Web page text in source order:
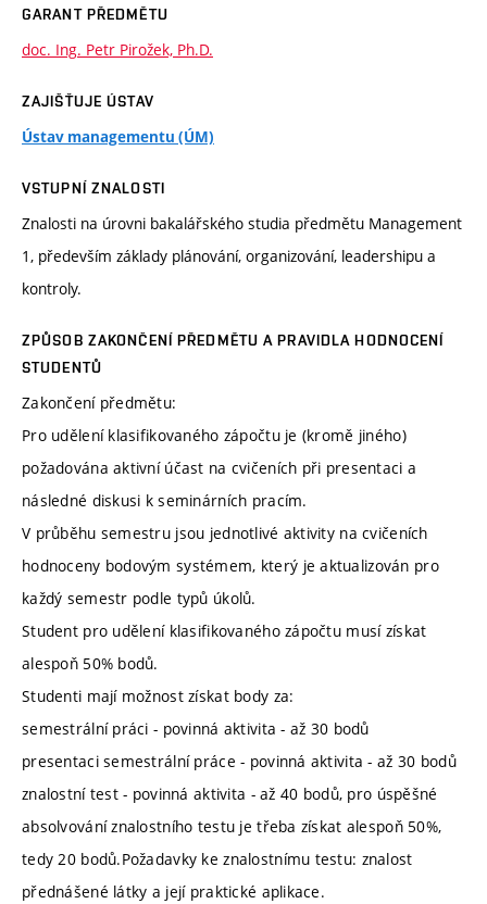
GARANT PŘEDMĚTU
doc. Ing. Petr Pirožek, Ph.D.
ZAJIŠŤUJE ÚSTAV
Ústav managementu (ÚM)
VSTUPNÍ ZNALOSTI
Znalosti na úrovni bakalářského studia předmětu Management
1, především základy plánování, organizování, leadershipu a
kontroly.
ZPŮSOB ZAKONČENÍ PŘEDMĚTU A PRAVIDLA HODNOCENÍ
STUDENTŮ
Zakončení předmětu:
Pro udělení klasifikovaného zápočtu je (kromě jiného)
požadována aktivní účast na cvičeních při presentaci a
následné diskusi k seminárních pracím.
V průběhu semestru jsou jednotlivé aktivity na cvičeních
hodnoceny bodovým systémem, který je aktualizován pro
každý semestr podle typů úkolů.
Student pro udělení klasifikovaného zápočtu musí získat
alespoň 50% bodů.
Studenti mají možnost získat body za:
semestrální práci - povinná aktivita - až 30 bodů
presentaci semestrální práce - povinná aktivita - až 30 bodů
znalostní test - povinná aktivita - až 40 bodů, pro úspěšné
absolvování znalostního testu je třeba získat alespoň 50%,
tedy 20 bodů.Požadavky ke znalostnímu testu: znalost
přednášené látky a její praktické aplikace.